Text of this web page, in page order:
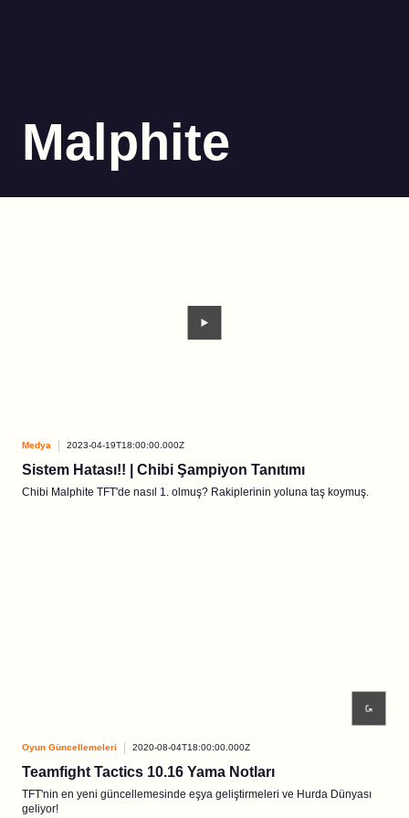
Malphite
Medya 2023-04-19T18:00:00.000Z
Sistem Hatası!! | Chibi Şampiyon Tanıtımı
Chibi Malphite TFT'de nasıl 1. olmuş? Rakiplerinin yoluna taş koymuş.
Oyun Güncellemeleri 2020-08-04T18:00:00.000Z
Teamfight Tactics 10.16 Yama Notları
TFT'nin en yeni güncellemesinde eşya geliştirmeleri ve Hurda Dünyası
geliyor!